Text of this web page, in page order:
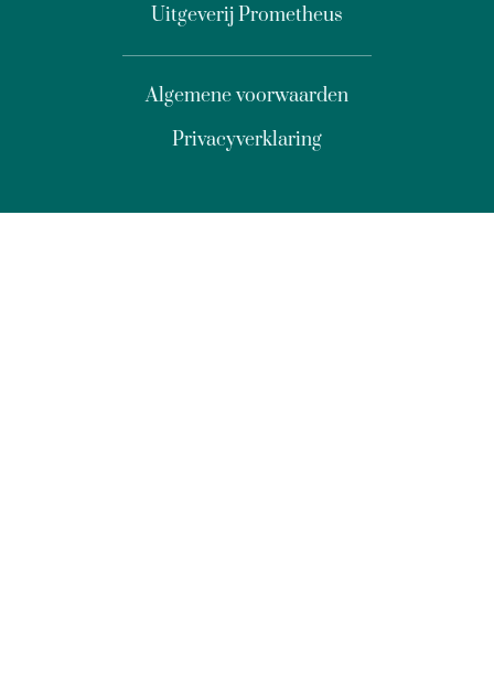
Uitgeverij Prometheus
Privacyverklaring
Algemene voorwaarden